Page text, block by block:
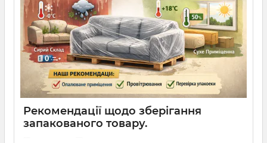
Рекомендації щодо зберігання
запакованого товару.